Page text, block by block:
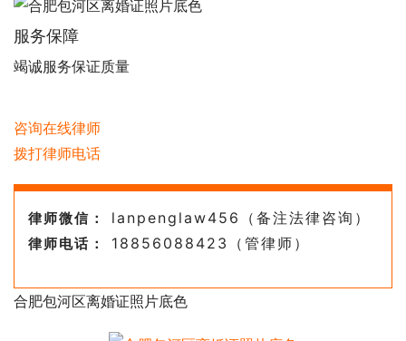
服务保障
竭诚服务保证质量
咨询在线律师
拨打律师电话
律师微信： lanpenglaw456（备注法律咨询）
律师电话： 18856088423（管律师）
合肥包河区离婚证照片底色